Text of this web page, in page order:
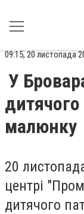
09:15, 20 листопада
У
дитячого
малюнку
20
центрі
дитячого